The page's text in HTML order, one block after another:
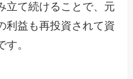
立て続けることで、元
利益も再投資されて資
。